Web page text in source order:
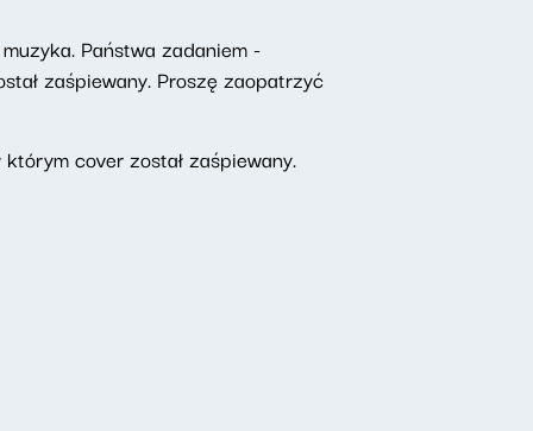
Państwa zadaniem -
zaśpiewany. Proszę zaopatrzyć
cover został zaśpiewany.